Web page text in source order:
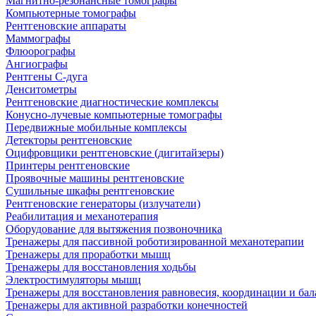
Компьютерные томографы
Рентгеновские аппараты
Маммографы
Флюорографы
Ангиографы
Рентгены С-дуга
Денситометры
Рентгеновские диагностические комплексы
Конусно-лучевые компьютерные томографы
Передвижные мобильные комплексы
Детекторы рентгеновские
Оцифровщики рентгеновские (дигитайзеры)
Принтеры рентгеновские
Проявочные машины рентгеновские
Сушильные шкафы рентгеновские
Рентгеновские генераторы (излучатели)
Реабилитация и механотерапия
Оборудование для вытяжения позвоночника
Тренажеры для пассивной роботизированной механотерапии
Тренажеры для проработки мышц
Тренажеры для восстановления ходьбы
Электростимуляторы мышц
Тренажеры для восстановления равновесия, координации и
Тренажеры для активной разработки конечностей